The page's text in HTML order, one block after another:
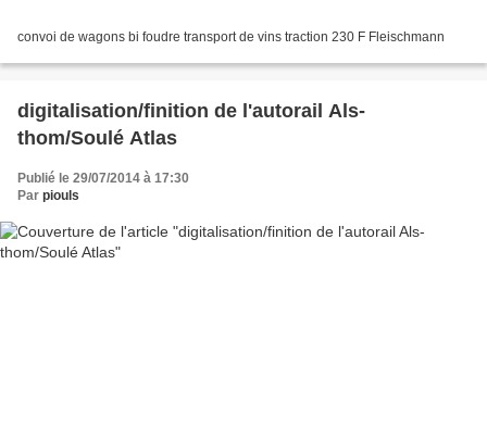
convoi de wagons bi foudre transport de vins traction 230 F Fleischmann
digitalisation/finition de l'autorail Als-
thom/Soulé Atlas
Publié le 29/07/2014 à 17:30
Par piouls